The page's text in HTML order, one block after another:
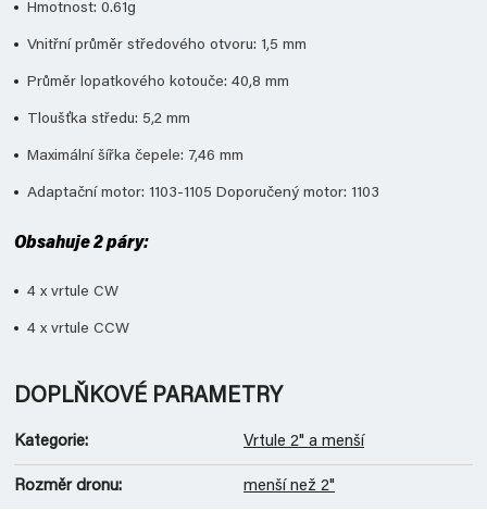
Hmotnost: 0.61g
Vnitřní průměr středového otvoru: 1,5 mm
Průměr lopatkového kotouče: 40,8 mm
Tloušťka středu: 5,2 mm
Maximální šířka čepele: 7,46 mm
Adaptační motor: 1103-1105 Doporučený motor: 1103
Obsahuje 2 páry:
4 x vrtule CW
4 x vrtule CCW
DOPLŇKOVÉ PARAMETRY
Kategorie: Vrtule 2" a menší
Rozměr dronu: menší než 2"